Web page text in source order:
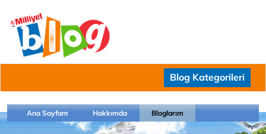
Blog Kategorileri
Ana Sayfam Hakkımda Bloglarım